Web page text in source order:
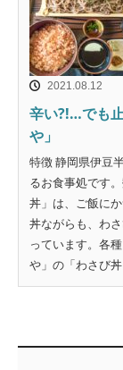
2021.08.12
辛い?!…でも
や」
特徴 静岡県伊豆
るお食事処です
丼」は、ご飯に
丼ながらも、わ
っています。各
や」の「わさび